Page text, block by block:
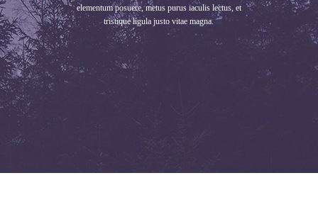
elementum posuere, metus purus iaculis lectus, et
tristique ligula justo vitae magna.